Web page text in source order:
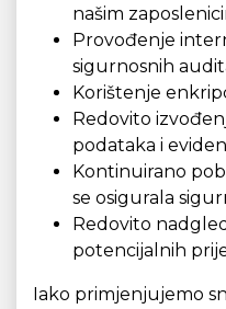
našim
Provođenje
sigurnosnih
Korištenje
Redovito
podataka i
Kontinuirano
se osigurala
Redovito
potencijalnih
Iako primjenjujemo